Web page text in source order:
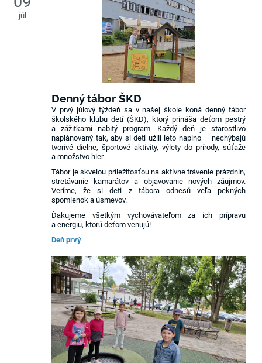
júl
Denný tábor ŠKD
V prvý júlový týždeň sa v našej škole koná denný tábor
školského klubu detí (ŠKD), ktorý prináša deťom pestrý
a zážitkami nabitý program. Každý deň je starostlivo
naplánovaný tak, aby si deti užili leto naplno – nechýbajú
tvorivé dielne, športové aktivity, výlety do prírody, súťaže
a množstvo hier.
Tábor je skvelou príležitosťou na aktívne trávenie prázdnin,
stretávanie kamarátov a objavovanie nových záujmov.
Veríme, že si deti z tábora odnesú veľa pekných
spomienok a úsmevov.
Ďakujeme všetkým vychovávateľom za ich prípravu
a energiu, ktorú deťom venujú!
Deň prvý